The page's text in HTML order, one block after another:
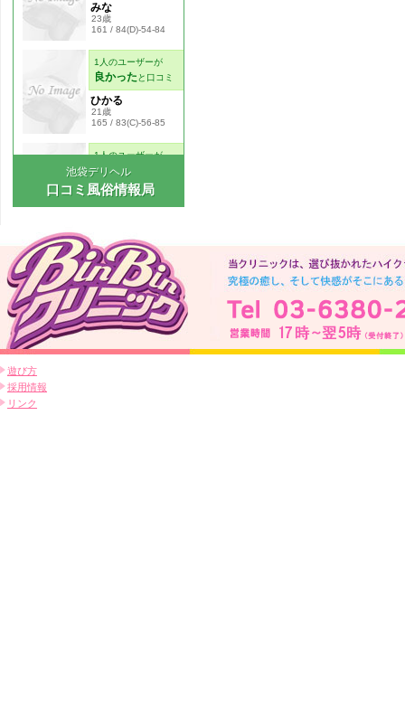
池袋デリヘル
口コミ風俗情報局
遊び方
採用情報
リンク